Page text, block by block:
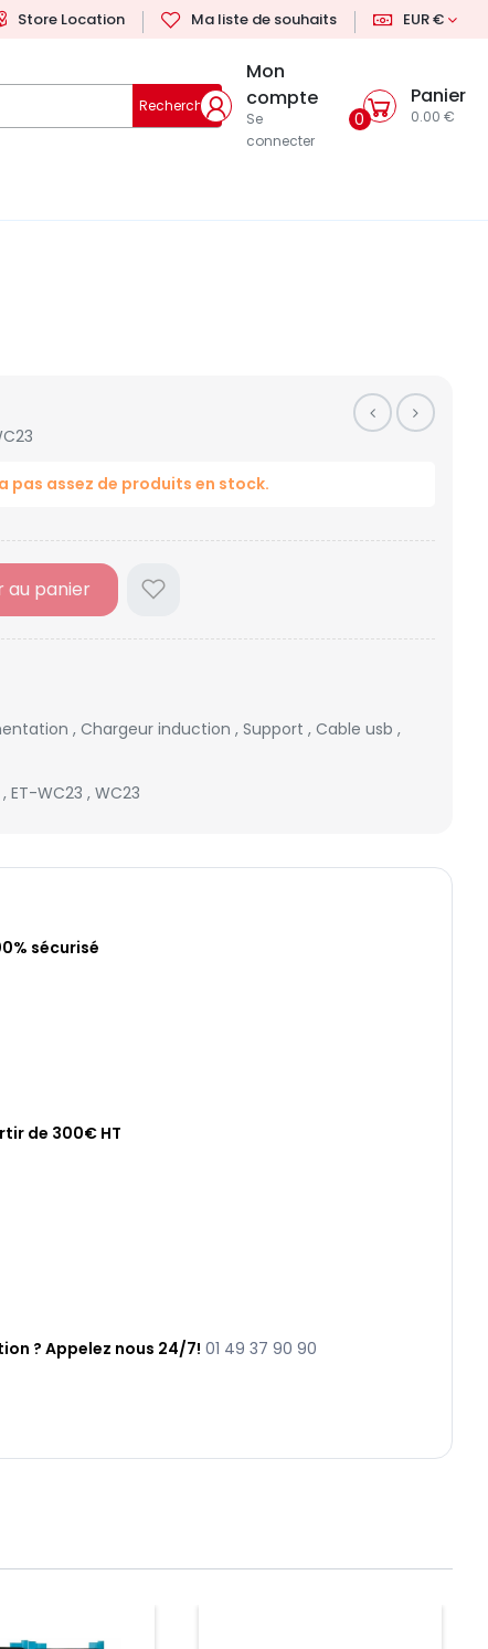
Store Location Ma liste de souhaits EUR €
Rechercher
Mon
compte
Se
connecter
0
Panier
0.00 €
pas assez de produits en stock.
au panier
, Chargeur induction , Support , Cable usb ,
, ET-WC23 , WC23
sécurisé
de 300€ HT
? Appelez nous 24/7! 01 49 37 90 90